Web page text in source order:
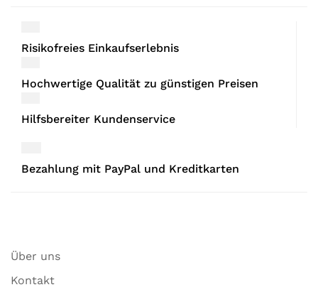
Risikofreies Einkaufserlebnis
Hochwertige Qualität zu günstigen Preisen
Hilfsbereiter Kundenservice
Bezahlung mit PayPal und Kreditkarten
Über uns
Kontakt